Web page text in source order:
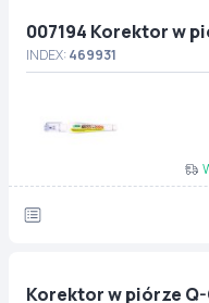
007194 Korektor w
INDEX:469931
Korektor w piórze